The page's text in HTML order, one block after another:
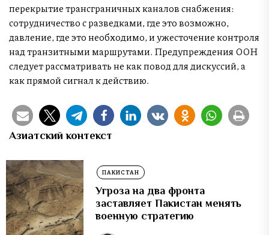
перекрытие трансграничных каналов снабжения:
сотрудничество с разведками, где это возможно,
давление, где это необходимо, и ужесточение контроля
над транзитными маршрутами. Предупреждения ООН
следует рассматривать не как повод для дискуссий, а
как прямой сигнал к действию.
Азиатский контекст
ПАКИСТАН
Угроза на два фронта
заставляет Пакистан менять
военную стратегию